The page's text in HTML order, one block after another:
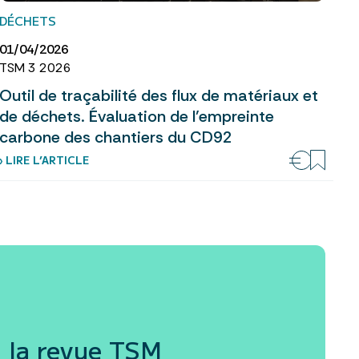
DÉCHETS
01/04/2026
TSM 3 2026
Outil de traçabilité des flux de matériaux et
de déchets. Évaluation de l’empreinte
carbone des chantiers du CD92
› LIRE L’ARTICLE
la revue TSM